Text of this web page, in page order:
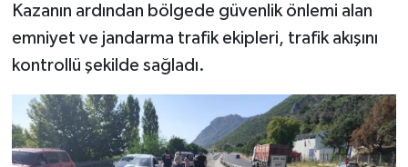
Kazanın ardından bölgede güvenlik önlemi alan
emniyet ve jandarma trafik ekipleri, trafik akışını
kontrollü şekilde sağladı.